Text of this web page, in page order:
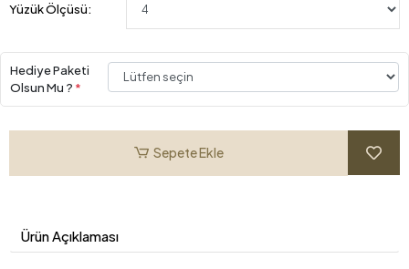
Yüzük Ölçüsü:
Hediye Paketi
Olsun Mu ? *
Sepete Ekle
Ürün Açıklaması